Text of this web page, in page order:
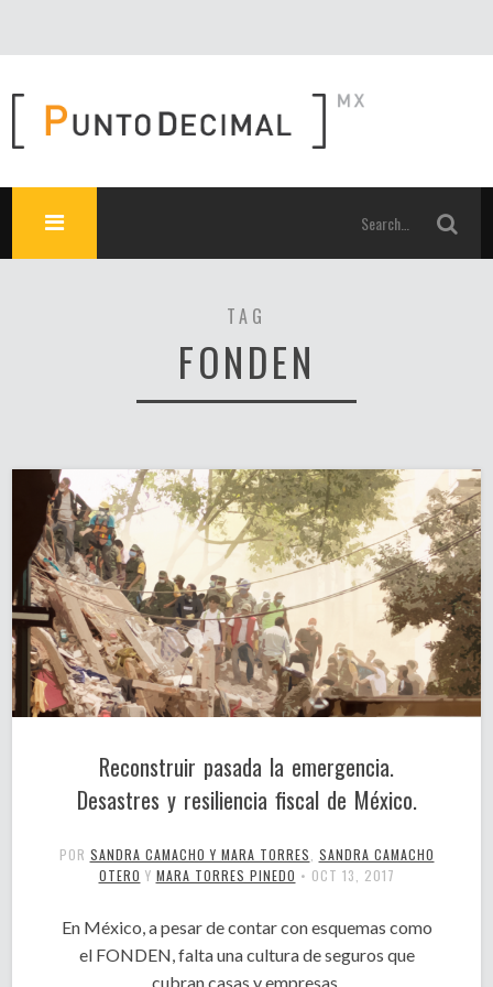
TAG
FONDEN
Reconstruir pasada la emergencia.
Desastres y resiliencia fiscal de México.
POR SANDRA CAMACHO Y MARA TORRES SANDRA CAMACHO
OTERO Y MARA TORRES PINEDO • OCT 13, 2017
En México, a pesar de contar con esquemas como
el FONDEN, falta una cultura de seguros que
cubran casas y empresas.